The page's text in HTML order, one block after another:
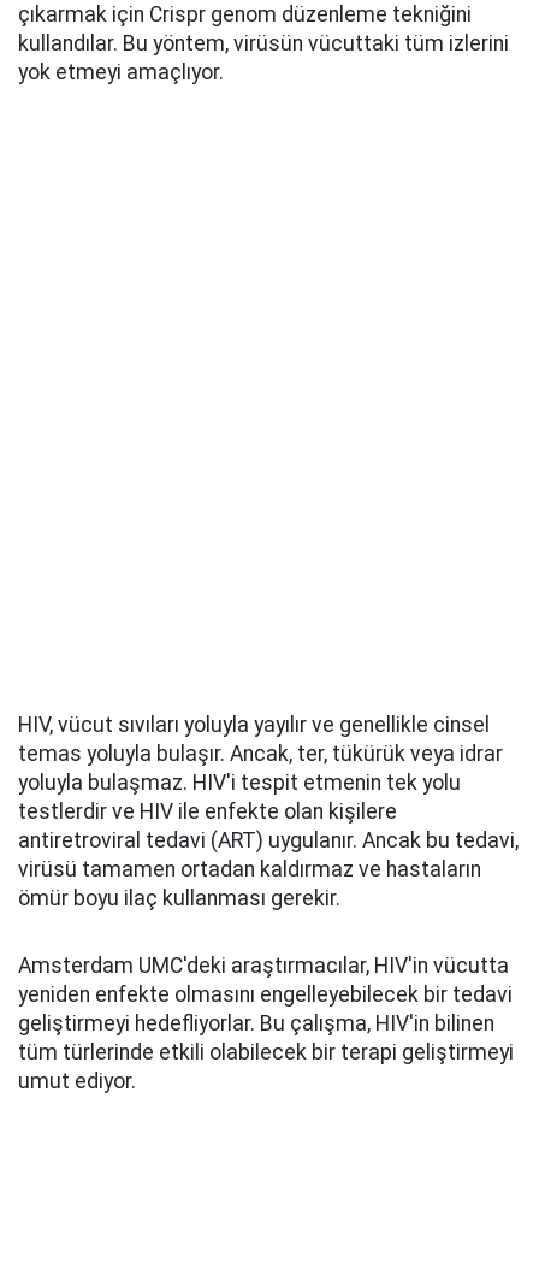
çıkarmak için Crispr genom düzenleme tekniğini
kullandılar. Bu yöntem, virüsün vücuttaki tüm izlerini
yok etmeyi amaçlıyor.
HIV, vücut sıvıları yoluyla yayılır ve genellikle cinsel
temas yoluyla bulaşır. Ancak, ter, tükürük veya idrar
yoluyla bulaşmaz. HIV'i tespit etmenin tek yolu
testlerdir ve HIV ile enfekte olan kişilere
antiretroviral tedavi (ART) uygulanır. Ancak bu tedavi,
virüsü tamamen ortadan kaldırmaz ve hastaların
ömür boyu ilaç kullanması gerekir.
Amsterdam UMC'deki araştırmacılar, HIV'in vücutta
yeniden enfekte olmasını engelleyebilecek bir tedavi
geliştirmeyi hedefliyorlar. Bu çalışma, HIV'in bilinen
tüm türlerinde etkili olabilecek bir terapi geliştirmeyi
umut ediyor.